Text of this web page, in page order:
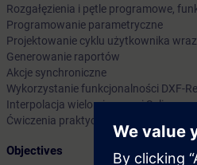
Rozgałęzienia i pętle programowe,
Programowanie parametryczne
Projektowanie cyklu użytkownika
Generowanie raportów
Akcje synchroniczne
Wykorzystanie funkcjonalności DXF-
Interpolacja wielomianowa i Spline
Ćwiczenia praktyczne
Objectives